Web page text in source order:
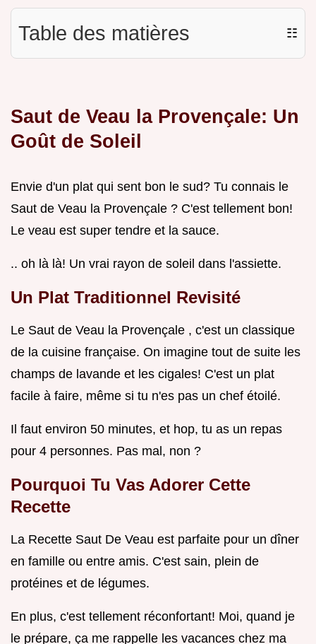
Table des matières ☷
Saut de Veau la Provençale: Un
Goût de Soleil
Envie d'un plat qui sent bon le sud? Tu connais le
Saut de Veau la Provençale ? C'est tellement bon!
Le veau est super tendre et la sauce.
.. oh là là! Un vrai rayon de soleil dans l'assiette.
Un Plat Traditionnel Revisité
Le Saut de Veau la Provençale , c'est un classique
de la cuisine française. On imagine tout de suite les
champs de lavande et les cigales! C'est un plat
facile à faire, même si tu n'es pas un chef étoilé.
Il faut environ 50 minutes, et hop, tu as un repas
pour 4 personnes. Pas mal, non ?
Pourquoi Tu Vas Adorer Cette
Recette
La Recette Saut De Veau est parfaite pour un dîner
en famille ou entre amis. C'est sain, plein de
protéines et de légumes.
En plus, c'est tellement réconfortant! Moi, quand je
le prépare, ça me rappelle les vacances chez ma